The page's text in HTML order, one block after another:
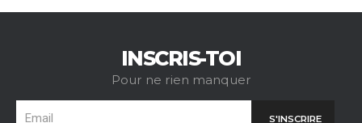
INSCRIS-TOI
Pour ne rien manquer